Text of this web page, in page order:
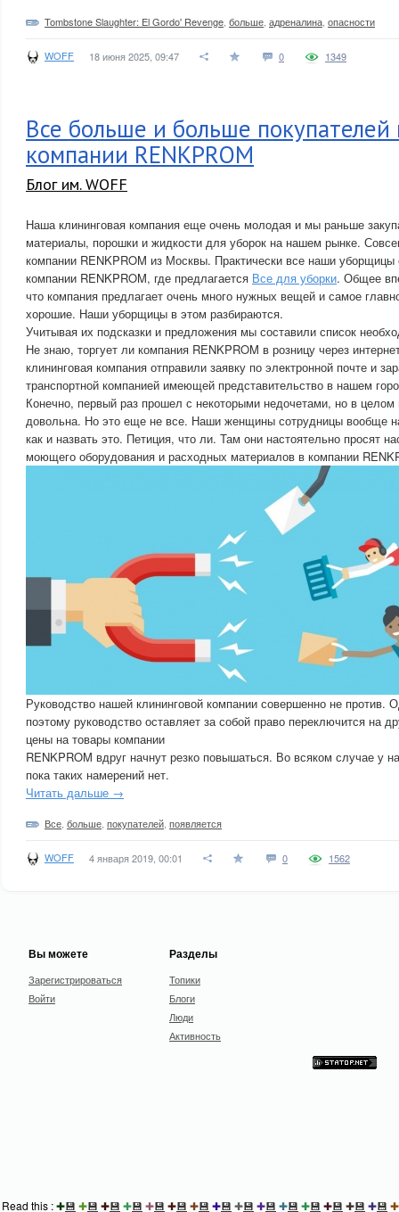
Tombstone Slaughter: El Gordo' Revenge больше адреналина опасности
WOFF 18 июня 2025, 09:47 0 1349
Все больше и больше покупателей
компании RENKPROM
Блог им. WOFF
Наша клининговая компания еще очень молодая и мы раньше
материалы, порошки и жидкости для уборок на нашем рынке.
компании RENKPROM из Москвы. Практически все наши уборщицы
компании RENKPROM, где предлагается Все для уборки. Общее
что компания предлагает очень много нужных вещей и самое
хорошие. Наши уборщицы в этом разбираются.
Учитывая их подсказки и предложения мы составили список
Не знаю, торгует ли компания RENKPROM в розницу через
клининговая компания отправили заявку по электронной почте и
транспортной компанией имеющей представительство в нашем
Конечно, первый раз прошел с некоторыми недочетами, но в
довольна. Но это еще не все. Наши женщины сотрудницы вообще
как и назвать это. Петиция, что ли. Там они настоятельно просят
моющего оборудования и расходных материалов в компании
Руководство нашей клининговой компании совершенно не против.
поэтому руководство оставляет за собой право переключится на
цены на товары компании
RENKPROM вдруг начнут резко повышаться. Во всяком случае у
пока таких намерений нет.
Читать дальше →
Все больше покупателей появляется
WOFF 4 января 2019, 00:01 0 1562
Вы можете
Зарегистрироваться
Войти
Разделы
Топики
Блоги
Люди
Активность
Read this :✚💾 ✚💾 ✚💾 ✚💾 ✚💾 ✚💾 ✚💾 ✚💾 ✚💾 ✚💾 ✚💾 ✚💾 ✚💾 ✚💾 ✚💾 ✚